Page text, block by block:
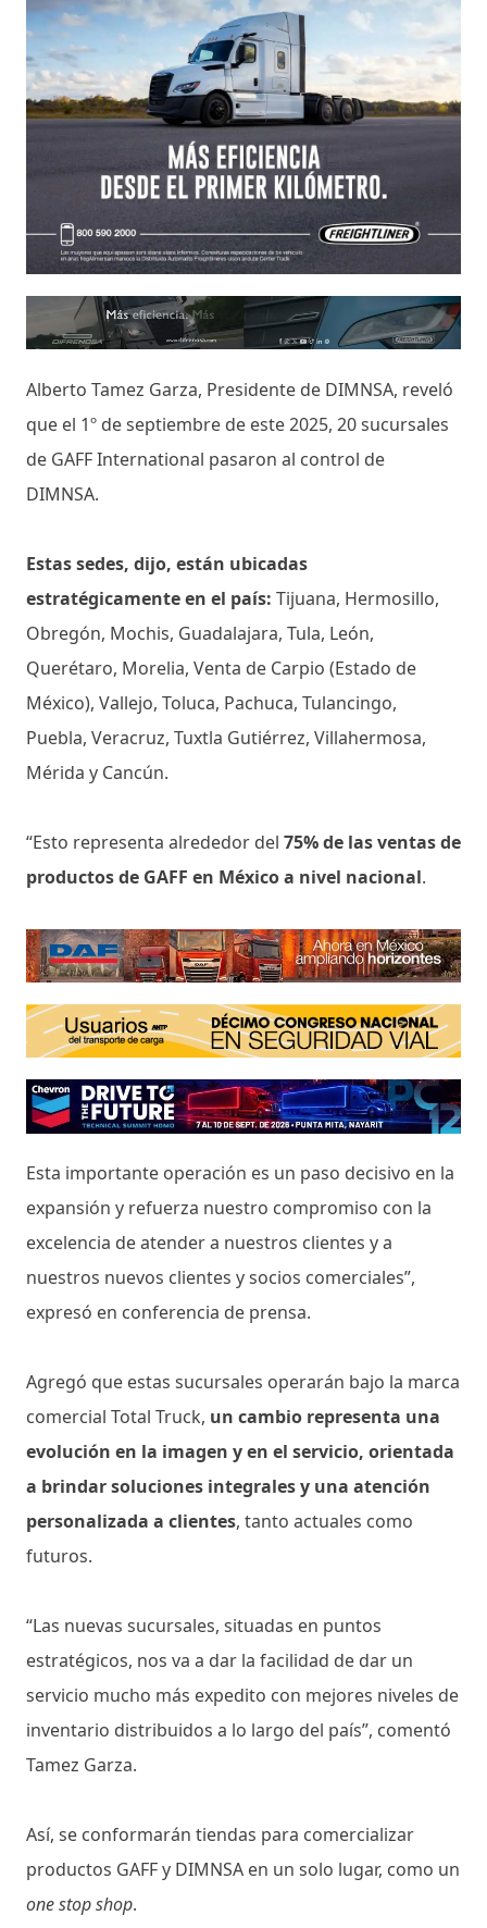
Alberto Tamez Garza, Presidente de DIMNSA, reveló
que el 1º de septiembre de este 2025, 20 sucursales
de GAFF International pasaron al control de
DIMNSA.
Estas sedes, dijo, están ubicadas
estratégicamente en el país: Tijuana, Hermosillo,
Obregón, Mochis, Guadalajara, Tula, León,
Querétaro, Morelia, Venta de Carpio (Estado de
México), Vallejo, Toluca, Pachuca, Tulancingo,
Puebla, Veracruz, Tuxtla Gutiérrez, Villahermosa,
Mérida y Cancún.
“Esto representa alrededor del 75% de las ventas de
productos de GAFF en México a nivel nacional.
Esta importante operación es un paso decisivo en la
expansión y refuerza nuestro compromiso con la
excelencia de atender a nuestros clientes y a
nuestros nuevos clientes y socios comerciales”,
expresó en conferencia de prensa.
Agregó que estas sucursales operarán bajo la marca
comercial Total Truck, un cambio representa una
evolución en la imagen y en el servicio, orientada
a brindar soluciones integrales y una atención
personalizada a clientes, tanto actuales como
futuros.
“Las nuevas sucursales, situadas en puntos
estratégicos, nos va a dar la facilidad de dar un
servicio mucho más expedito con mejores niveles de
inventario distribuidos a lo largo del país”, comentó
Tamez Garza.
Así, se conformarán tiendas para comercializar
productos GAFF y DIMNSA en un solo lugar, como un
one stop shop.